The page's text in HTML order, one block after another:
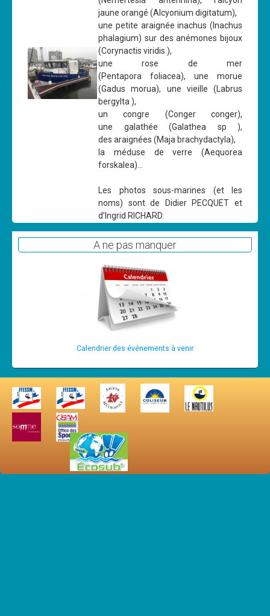
jaune orangé (Alcyonium digitatum),
une petite araignée inachus (Inachus
phalagium) sur des anémones bijoux
(Corynactis viridis ),
une rose de mer
(Pentapora foliacea), une morue
(Gadus morua), une vieille (Labrus
bergylta ),
un congre (Conger conger),
une galathée (Galathea sp ),
des araignées (Maja brachydactyla),
la méduse de verre (Aequorea
forskalea)...
Les photos sous-marines (et les
noms) sont de Didier PECQUET et
d’Ingrid RICHARD.
A ne pas manquer
Calendrier des événements à venir